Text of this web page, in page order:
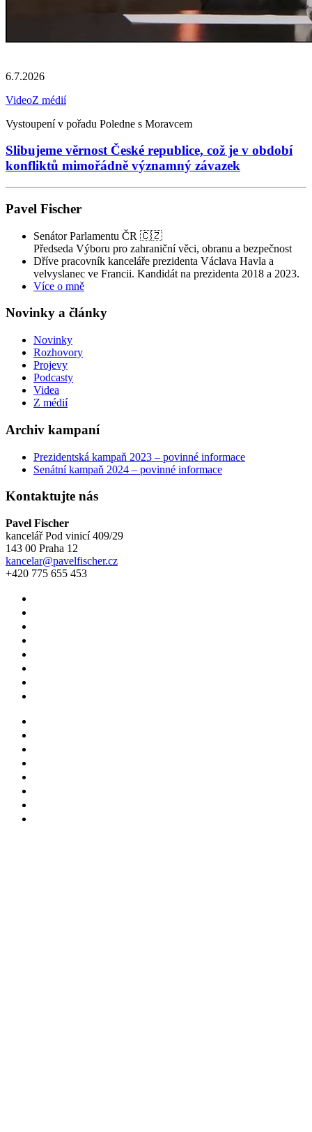
6.7.2026
VideoZ médií
Vystoupení v pořadu Poledne s Moravcem
Slibujeme věrnost České republice, což je v období
konfliktů mimořádně významný závazek
Pavel Fischer
Senátor Parlamentu ČR 🇨🇿
Předseda Výboru pro zahraniční věci, obranu a bezpečnost
Dříve pracovník kanceláře prezidenta Václava Havla a
velvyslanec ve Francii. Kandidát na prezidenta 2018 a 2023.
Více o mně
Novinky a články
Novinky
Rozhovory
Projevy
Podcasty
Videa
Z médií
Archiv kampaní
Prezidentská kampaň 2023 – povinné informace
Senátní kampaň 2024 – povinné informace
Kontaktujte nás
Pavel Fischer
kancelář Pod vinicí 409/29
143 00 Praha 12
kancelar@pavelfischer.cz
+420 775 655 453